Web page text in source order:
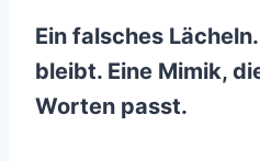
Ein falsches
bleibt. Eine Mimik,
Worten passt.